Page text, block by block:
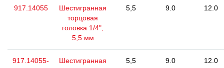
917.14055
Шестигранная
торцовая
головка 1/4",
5,5 мм
5,5 9.0 12.0
917.14055-
Шестигранная
5,5 9.0 12.0